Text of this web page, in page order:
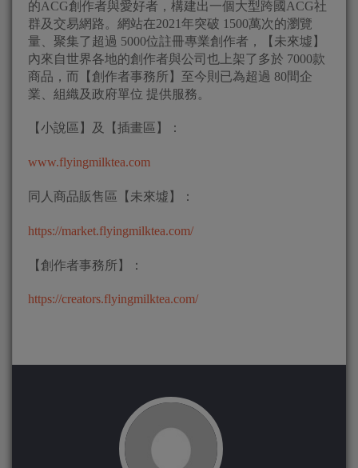
的ACG創作者與愛好者，構建出一個大型跨國ACG社
群及交易網路。網站在2021年突破 1500萬次的瀏覽
量、聚集了超過 5000位註冊專業創作者，【未來墟】
內來自世界各地的創作者與公司也上架了多於 7000款
商品，而【創作者事務所】至今則已為超過 80間企
業、組織及政府單位 提供服務。
【小說區】及【插畫區】：
www.flyingmilktea.com
同人商品販售區【未來墟】：
https://market.flyingmilktea.com/
【創作者事務所】：
https://creators.flyingmilktea.com/